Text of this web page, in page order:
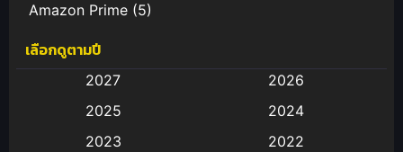
Amazon Prime (5)
Anal (ประตูหลัง)
Animation การ์ตูน
เลือกดูตามปี
2027
2026
2025
2024
2023
2022